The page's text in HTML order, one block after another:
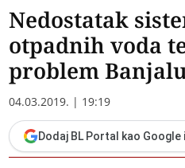
Nedostatak
otpadnih voda
problem
04.03.2019. | 19:19
Dodaj BL Portal kao Google